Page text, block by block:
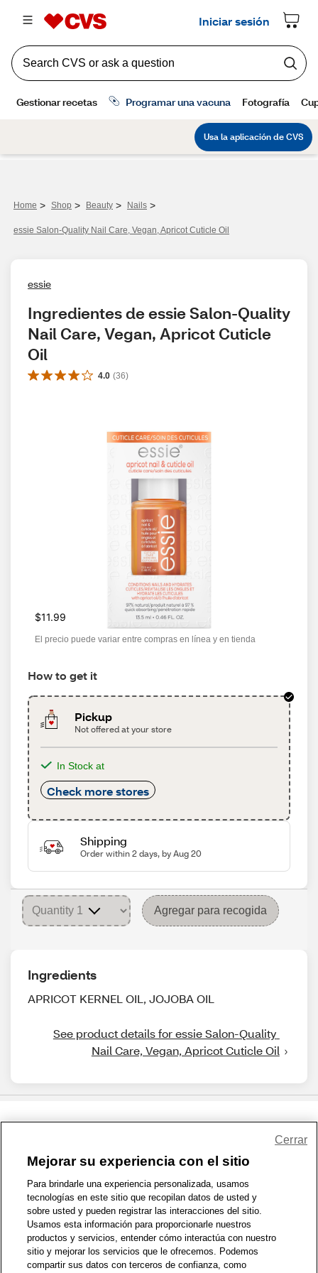
Home > Shop > Beauty > Nails >
essie Salon-Quality Nail Care, Vegan, Apricot Cuticle Oil
essie
Ingredientes de essie Salon-Quality
Nail Care, Vegan, Apricot Cuticle
Oil
4.0 (36)
$11.99
El precio puede variar entre compras en línea y en tienda
How to get it
Pickup
Not offered at your store
In Stock at
Check more stores
Shipping
Order within 2 days, by Aug 20
Agregar para recogida
Ingredients
APRICOT KERNEL OIL, JOJOBA OIL
See product details for essie Salon-Quality
Nail Care, Vegan, Apricot Cuticle Oil
1-800-679-9691 | Contáctenos | Términos de Uso | Accesibilidad
Política de Privacidad | WA Privacy Policy | Mapa del sitio
Zona de Bienestar | © 1999 - 2026 CVS.com
Mejorar su experiencia con el sitio
Para brindarle una experiencia personalizada, usamos
tecnologías en este sitio que recopilan datos de usted y
sobre usted y pueden registrar las interacciones del sitio.
Usamos esta información para proporcionarle nuestros
productos y servicios, entender cómo interactúa con nuestro
sitio y mejorar los servicios que le ofrecemos. Podemos
compartir sus datos con terceros de confianza, como
Cerrar